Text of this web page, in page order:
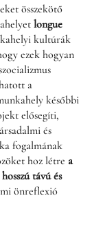
összekötő
longue
kultúrák
ezek hogyan
a
későbbi
elősegíti,
és
fogalmának
hoz létre a
távú és
önreflexió